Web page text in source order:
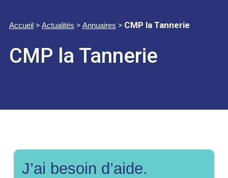
Accueil> Actualités> Annuaires> CMP la Tannerie
CMP la Tannerie
J’ai besoin d’aide.